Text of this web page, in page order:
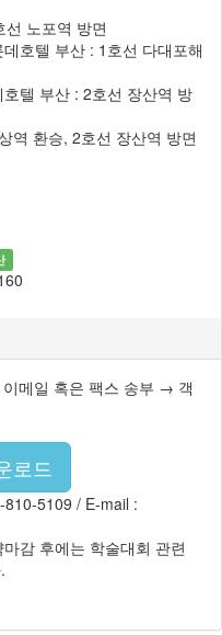
노포역 방면
호텔 부산 : 1호선 다대포해
텔 부산 : 2호선 장산역 방
역 환승, 2호선 장산역 방면
메일 혹은 팩스 송부 → 객
로드
5109 / E-mail :
감 후에는 학술대회 관련